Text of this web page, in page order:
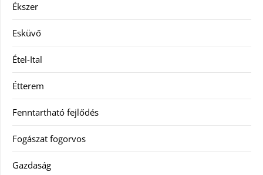
Ékszer
Esküvő
Étel-Ital
Étterem
Fenntartható fejlődés
Fogászat fogorvos
Gazdaság